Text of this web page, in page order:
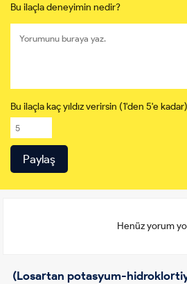
Bu ilaçla deneyimin nedir?
Bu ilaçla kaç yıldız verirsin (1'den 5'e
Henüz yorum
(Losartan potasyum-